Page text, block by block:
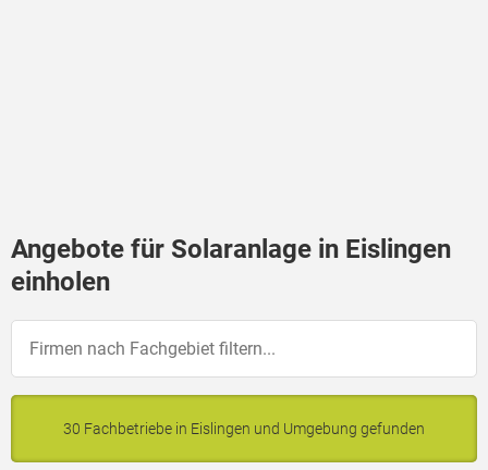
Angebote für Solaranlage in Eislingen
einholen
30 Fachbetriebe in Eislingen und Umgebung gefunden